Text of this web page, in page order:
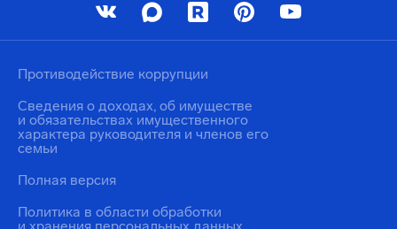
Политика в области обработки
Противодействие коррупции
Сведения о доходах, об имуществе
и обязательствах имущественного
характера руководителя и членов его
семьи
Полная версия